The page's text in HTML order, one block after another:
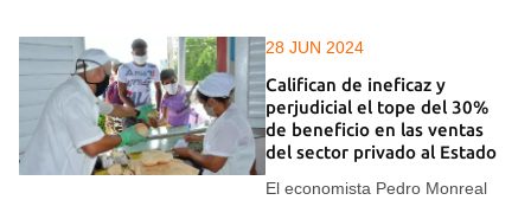
28 JUN 2024
Califican de ineficaz y
perjudicial el tope del 30%
de beneficio en las ventas
del sector privado al Estado
El economista Pedro Monreal